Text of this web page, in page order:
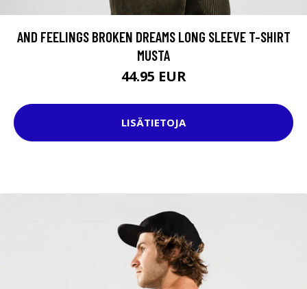
AND FEELINGS BROKEN DREAMS LONG SLEEVE T-SHIRT
MUSTA
44.95 EUR
LISÄTIETOJA